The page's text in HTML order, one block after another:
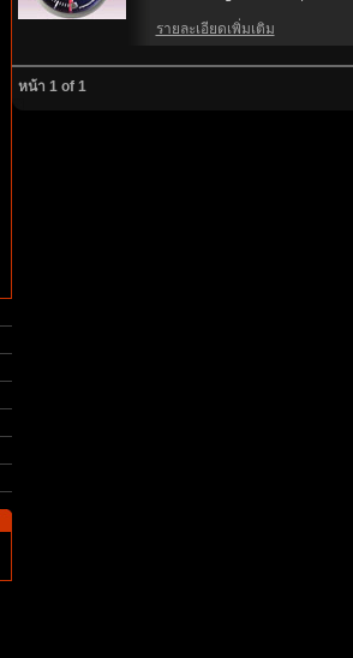
รายละเอียดเพิ่มเติม
หน้า 1 of 1